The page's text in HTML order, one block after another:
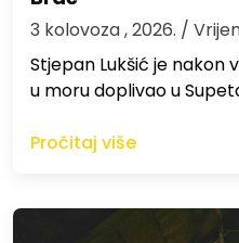
3 kolovoza , 2026. /
St​jepan Lukšić je nakon
u moru doplivao u
Pročitaj više